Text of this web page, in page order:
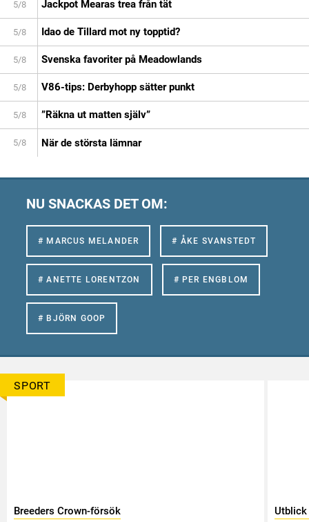
5/8 Jackpot Mearas trea från tät
5/8 Idao de Tillard mot ny topptid?
5/8 Svenska favoriter på Meadowlands
5/8 V86-tips: Derbyhopp sätter punkt
5/8 ”Räkna ut matten själv”
5/8 När de största lämnar
NU SNACKAS DET OM:
# MARCUS MELANDER # ÅKE SVANSTEDT
# ANETTE LORENTZON # PER ENGBLOM
# BJÖRN GOOP
SPORT
Breeders Crown-försök Utblick